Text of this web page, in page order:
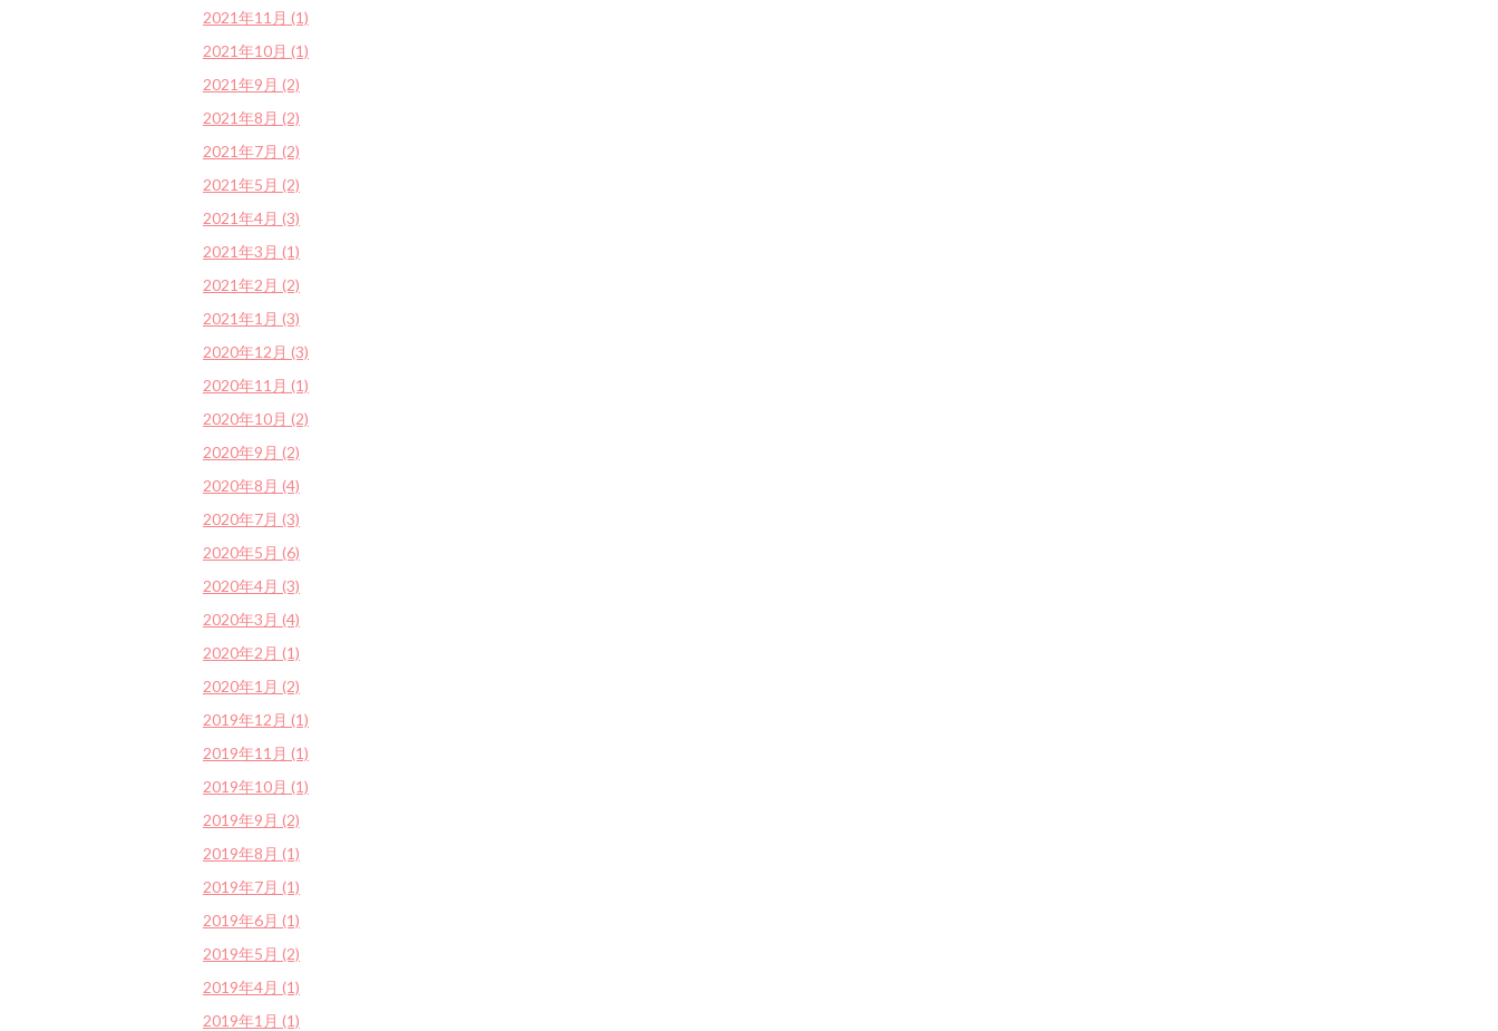
2021年11月 (1)
2021年10月 (1)
2021年9月 (2)
2021年8月 (2)
2021年7月 (2)
2021年5月 (2)
2021年4月 (3)
2021年3月 (1)
2021年2月 (2)
2021年1月 (3)
2020年12月 (3)
2020年11月 (1)
2020年10月 (2)
2020年9月 (2)
2020年8月 (4)
2020年7月 (3)
2020年5月 (6)
2020年4月 (3)
2020年3月 (4)
2020年2月 (1)
2020年1月 (2)
2019年12月 (1)
2019年11月 (1)
2019年10月 (1)
2019年9月 (2)
2019年8月 (1)
2019年7月 (1)
2019年6月 (1)
2019年5月 (2)
2019年4月 (1)
2019年1月 (1)